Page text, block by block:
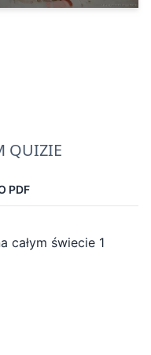
QUIZIE
PDF
całym świecie 1